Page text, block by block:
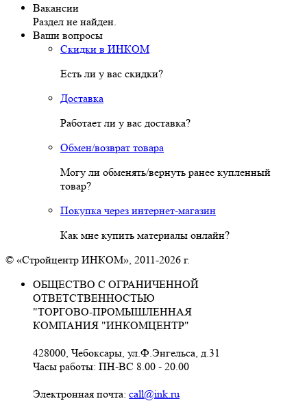
Вакансии
Раздел не найден.
Ваши вопросы
Скидки в ИНКОМ
Есть ли у вас скидки?
Доставка
Работает ли у вас доставка?
Обмен/возврат товара
Могу ли обменять/вернуть ранее купленный
товар?
Покупка через интернет-магазин
Как мне купить материалы онлайн?
© «Стройцентр ИНКОМ», 2011-2026 г.
ОБЩЕСТВО С ОГРАНИЧЕННОЙ
ОТВЕТСТВЕННОСТЬЮ
"ТОРГОВО-ПРОМЫШЛЕННАЯ
КОМПАНИЯ "ИНКОМЦЕНТР"
428000, Чебоксары, ул.Ф.Энгельса, д.31
Часы работы: ПН-ВС 8.00 - 20.00
Электронная почта: call@ink.ru